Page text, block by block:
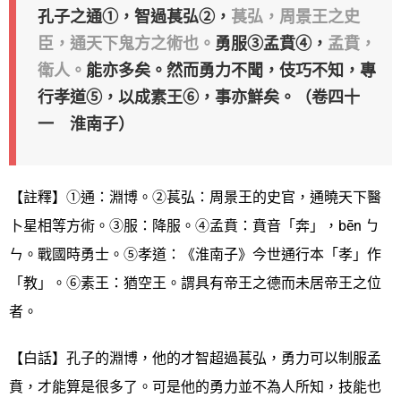
孔子之通①，智過萇弘②， 萇弘，周景王之史
臣，通天下鬼方之術也。 勇服③孟賁④， 孟賁，
衛人。 能亦多矣。然而勇力不聞，伎巧不知，專
行孝道⑤，以成素王⑥，事亦鮮矣。（卷四十
一 淮南子）
【註釋】①通：淵博。②萇弘：周景王的史官，通曉天下醫
卜星相等方術。③服：降服。④孟賁：賁音「奔」，bēn ㄅ
ㄣ。戰國時勇士。⑤孝道：《淮南子》今世通行本「孝」作
「教」。⑥素王：猶空王。謂具有帝王之德而未居帝王之位
者。
【白話】孔子的淵博，他的才智超過萇弘，勇力可以制服孟
賁，才能算是很多了。可是他的勇力並不為人所知，技能也